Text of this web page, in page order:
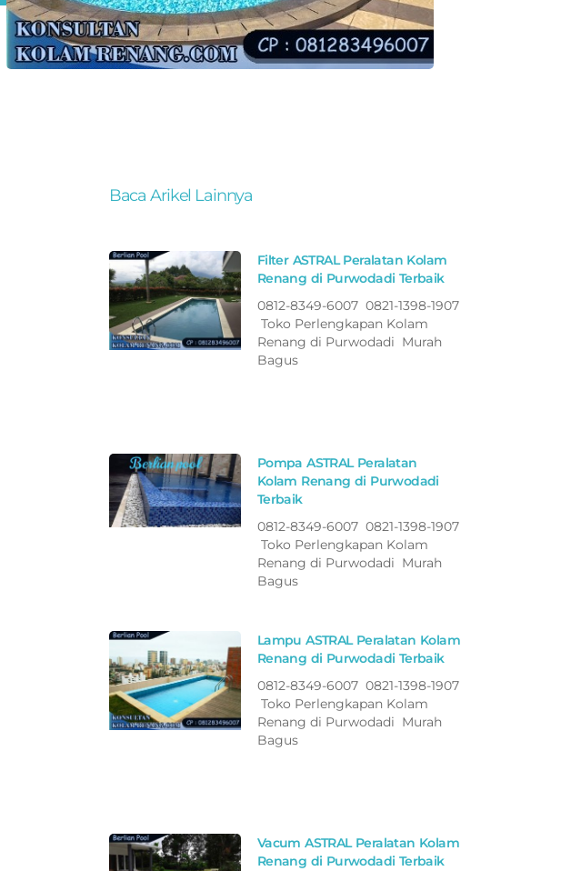
Baca Arikel Lainnya
Filter ASTRAL Peralatan Kolam
Renang di Purwodadi Terbaik
0812-8349-6007 0821-1398-1907
Toko Perlengkapan Kolam
Renang di Purwodadi Murah
Bagus
Pompa ASTRAL Peralatan
Kolam Renang di Purwodadi
Terbaik
0812-8349-6007 0821-1398-1907
Toko Perlengkapan Kolam
Renang di Purwodadi Murah
Bagus
Lampu ASTRAL Peralatan Kolam
Renang di Purwodadi Terbaik
0812-8349-6007 0821-1398-1907
Toko Perlengkapan Kolam
Renang di Purwodadi Murah
Bagus
Vacum ASTRAL Peralatan Kolam
Renang di Purwodadi Terbaik